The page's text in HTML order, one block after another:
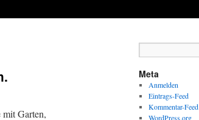
Garten,
Meta
Anmelden
Eintrags-Feed
Kommentar-Feed
WordPress.org